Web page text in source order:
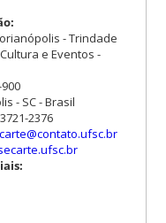
- Trindade
e Eventos -
- SC - Brasil
2376